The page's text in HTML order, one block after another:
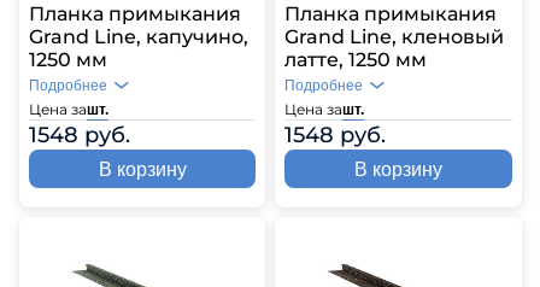
Планка примыкания
Grand Line, капучино,
1250 мм
Цена зашт.
1548 руб.
Подробнее
В корзину
Планка примыкания
Grand Line, кленовый
латте, 1250 мм
Цена зашт.
1548 руб.
Подробнее
В корзину